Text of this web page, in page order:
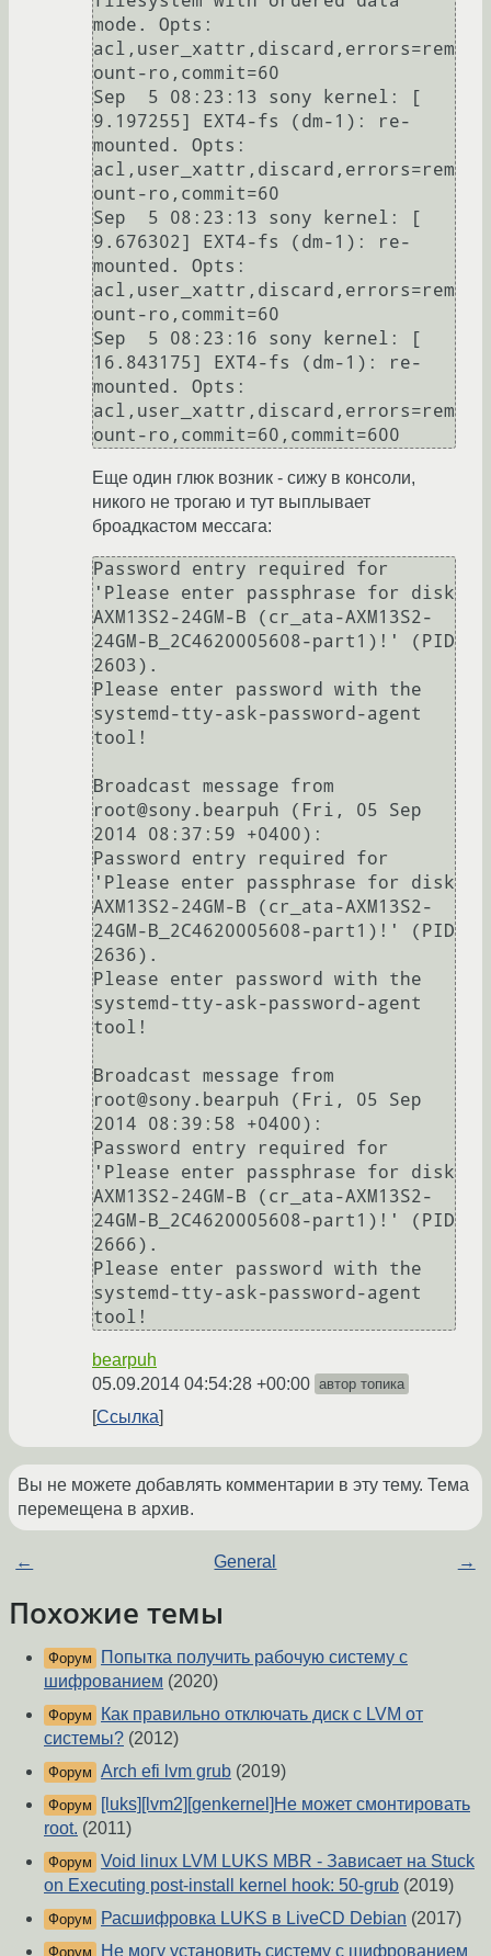
mode. Opts:
acl,user_xattr,discard,errors=rem
ount-ro,commit=60
Sep  5 08:23:13 sony kernel: [
9.197255] EXT4-fs (dm-1): re-
mounted. Opts:
acl,user_xattr,discard,errors=rem
ount-ro,commit=60
Sep  5 08:23:13 sony kernel: [
9.676302] EXT4-fs (dm-1): re-
mounted. Opts:
acl,user_xattr,discard,errors=rem
ount-ro,commit=60
Sep  5 08:23:16 sony kernel: [
16.843175] EXT4-fs (dm-1): re-
mounted. Opts:
acl,user_xattr,discard,errors=rem
ount-ro,commit=60,commit=600
Еще один глюк возник - сижу в консоли,
никого не трогаю и тут выплывает
броадкастом мессага:
Password entry required for
'Please enter passphrase for disk
AXM13S2-24GM-B (cr_ata-AXM13S2-
24GM-B_2C4620005608-part1)!' (PID
2603).
Please enter password with the
systemd-tty-ask-password-agent
tool!
Broadcast message from
root@sony.bearpuh (Fri, 05 Sep
2014 08:37:59 +0400):
Password entry required for
'Please enter passphrase for disk
AXM13S2-24GM-B (cr_ata-AXM13S2-
24GM-B_2C4620005608-part1)!' (PID
2636).
Please enter password with the
systemd-tty-ask-password-agent
tool!
Broadcast message from
root@sony.bearpuh (Fri, 05 Sep
2014 08:39:58 +0400):
Password entry required for
'Please enter passphrase for disk
AXM13S2-24GM-B (cr_ata-AXM13S2-
24GM-B_2C4620005608-part1)!' (PID
2666).
Please enter password with the
systemd-tty-ask-password-agent
bearpuh
05.09.2014 04:54:28 +00:00 автор топика
Ссылка
Вы не можете добавлять комментарии в эту тему. Тема
перемещена в архив.
← General →
Похожие темы
Форум
Попытка получить рабочую систему с
шифрованием (2020)
Форум
Как правильно отключать диск с LVM от
системы? (2012)
Форум Arch efi lvm grub (2019)
Форум
[luks][lvm2][genkernel]Не может смонтировать
root. (2011)
Форум Void linux LVM LUKS MBR - Зависает на Stuck
on Executing post-install kernel hook: 50-grub (2019)
Форум Расшифровка LUKS в LiveCD Debian (2017)
Форум Не могу установить систему с шифрованием